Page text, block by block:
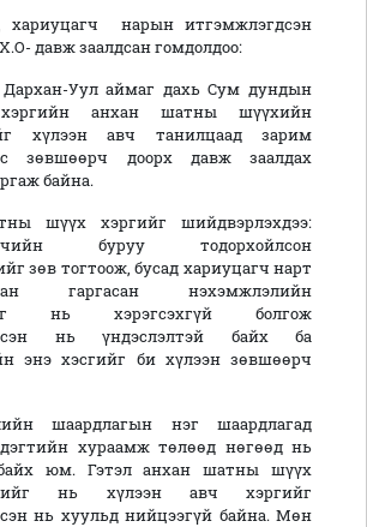
хариуцагч нарын итгэмжлэгдсэн
давж заалдсан гомдолдоо:
Уул аймаг дахь Сум дундын
анхан шатны шүүхийн
хүлээн авч танилцаад зарим
зөвшөөрч доорх давж заалдах
байна.
шүүх хэргийг шийдвэрлэхдээ:
буруу тодорхойлсон
зөв тогтоож, бусад хариуцагч нарт
гаргасан нэхэмжлэлийн
нь хэрэгсэхгүй болгож
нь үндэслэлтэй байх ба
энэ хэсгийг би хүлээн зөвшөөрч
шаардлагын нэг шаардлагад
хураамж төлөөд нөгөөд нь
юм. Гэтэл анхан шатны шүүх
нь хүлээн авч хэргийг
нь хуульд нийцээгүй байна. Мөн